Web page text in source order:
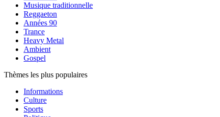
Musique traditionnelle
Reggaeton
Années 90
Trance
Heavy Metal
Ambient
Gospel
Thèmes les plus populaires
Informations
Culture
Sports